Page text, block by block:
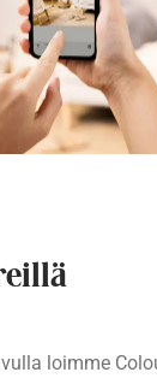
loimme